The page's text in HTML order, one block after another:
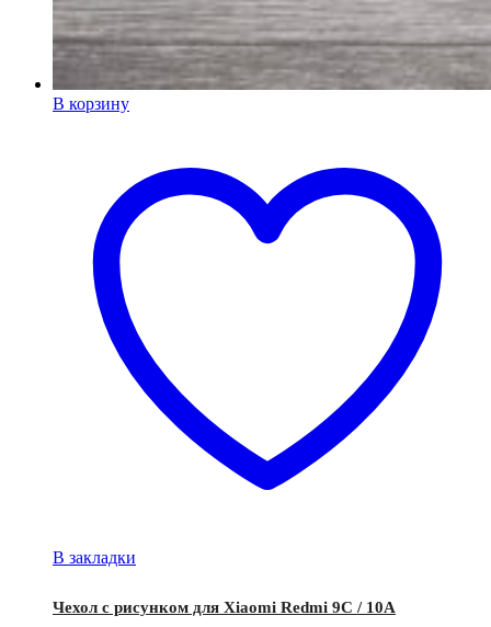
В корзину
В закладки
Чехол с рисунком для Xiaomi Redmi 9C / 10A